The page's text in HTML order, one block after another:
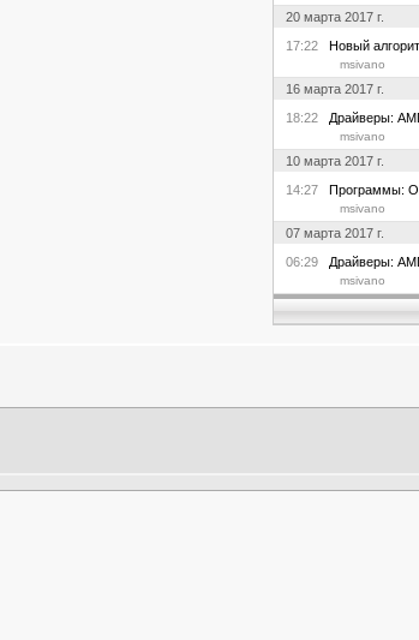
20 марта 2017 г.
17:22 Новый
msivano
16 марта 2017 г.
18:22 Драйверы:
msivano
10 марта 2017 г.
14:27 Программы:
msivano
07 марта 2017 г.
06:29 Драйверы:
msivano